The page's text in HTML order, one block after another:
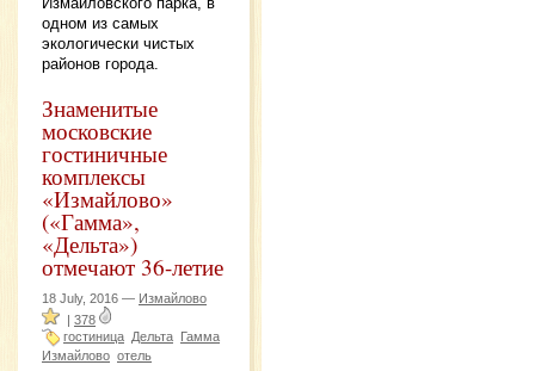
одном из самых
экологически чистых
районов города.
Знаменитые
московские
гостиничные
комплексы
«Измайлово»
(«Гамма»,
«Дельта»)
отмечают 36-летие
18 July, 2016 — Измайлово
378
гостиница Дельта
Гамма
Измайлово отель